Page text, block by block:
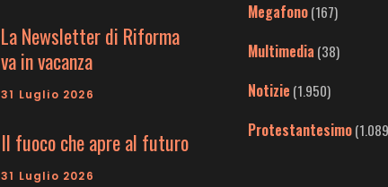
La Newsletter di Riforma
va in vacanza
31 Luglio 2026
Il fuoco che apre al futuro
31 Luglio 2026
Megafono(167)
Multimedia (38)
Notizie (1.950)
Protestantesimo